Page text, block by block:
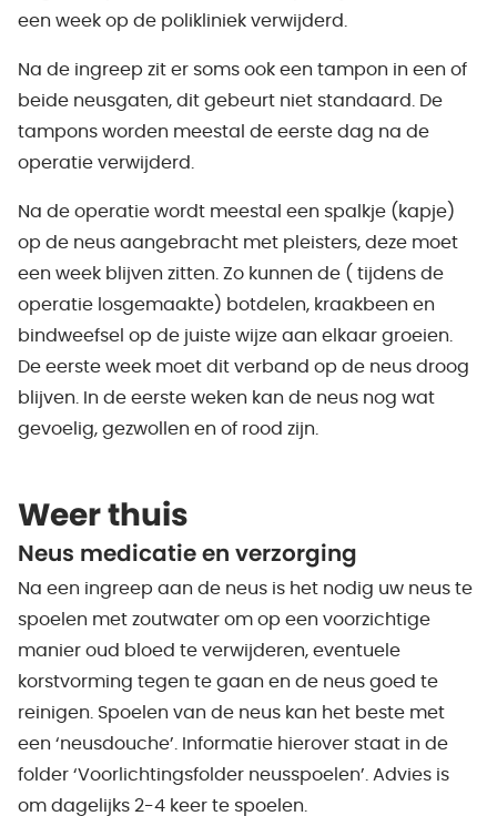
een week op de polikliniek verwijderd.
Na de ingreep zit er soms ook een tampon in een of
beide neusgaten, dit gebeurt niet standaard. De
tampons worden meestal de eerste dag na de
operatie verwijderd.
Na de operatie wordt meestal een spalkje (kapje)
op de neus aangebracht met pleisters, deze moet
een week blijven zitten. Zo kunnen de ( tijdens de
operatie losgemaakte) botdelen, kraakbeen en
bindweefsel op de juiste wijze aan elkaar groeien.
De eerste week moet dit verband op de neus droog
blijven. In de eerste weken kan de neus nog wat
gevoelig, gezwollen en of rood zijn.
Weer thuis
Neus medicatie en verzorging
Na een ingreep aan de neus is het nodig uw neus te
spoelen met zoutwater om op een voorzichtige
manier oud bloed te verwijderen, eventuele
korstvorming tegen te gaan en de neus goed te
reinigen. Spoelen van de neus kan het beste met
een ‘neusdouche’. Informatie hierover staat in de
folder ‘Voorlichtingsfolder neusspoelen’. Advies is
om dagelijks 2-4 keer te spoelen.